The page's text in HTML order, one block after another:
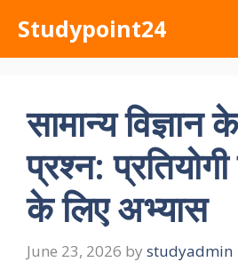
content
Studypoint24
सामान्य विज्ञान
प्रश्न: प्रतियोगी
के लिए अभ्यास
June 23, 2026 by studyadmin